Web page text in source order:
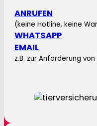
ANRUFEN
(keine Hotline, keine
WHATSAPP
EMAIL
z.B. zur Anforderung